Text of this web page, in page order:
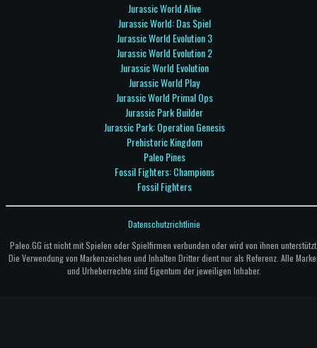
Jurassic World Alive
Jurassic World: Das Spiel
Jurassic World Evolution 3
Jurassic World Evolution 2
Jurassic World Evolution
Jurassic World Play
Jurassic World Primal Ops
Jurassic Park Builder
Jurassic Park: Operation Genesis
Prehistoric Kingdom
Paleo Pines
Fossil Fighters: Champions
Fossil Fighters
Paleo.GG ist nicht mit Spielen oder Spielfirmen verbunden oder wird von ihnen
Die Verwendung von Markenzeichen und Inhalten Dritter dient nur als Referenz. Alle
und Urheberrechte sind Eigentum der jeweiligen Inhaber.
Datenschutzrichtlinie